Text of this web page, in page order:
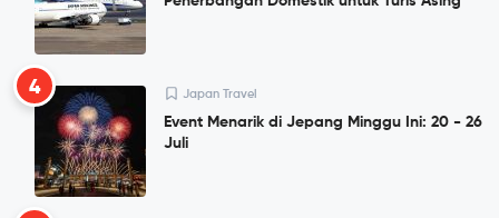
4 Japan Travel
Event Menarik di Jepang Minggu Ini: 20 - 26
Juli